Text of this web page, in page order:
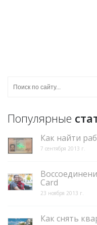
Популярные
Как найти
7 сентября 2013 г.
Card
23 ноября 2013 г.
Как снять